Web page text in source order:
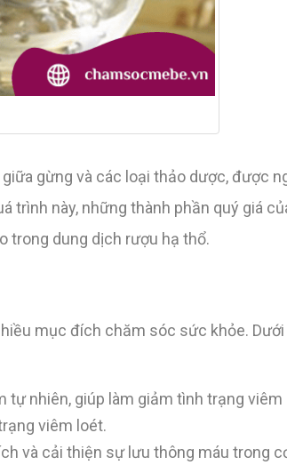
gừng và các loại thảo dược, được
trình này, những thành phần quý giá
trong dung dịch rượu hạ thổ.
mục đích chăm sóc sức khỏe.
nhiên, giúp làm giảm tình trạng
viêm loét.
và cải thiện sự lưu thông máu trong